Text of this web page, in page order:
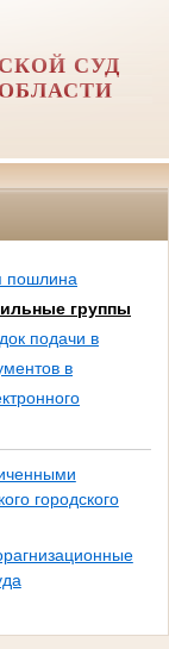
СУД
пошлина
группы
подачи в
в
городского